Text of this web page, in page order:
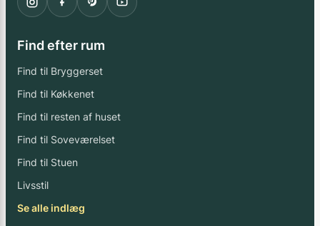
Find efter rum
Find til Bryggerset
Find til Køkkenet
Find til resten af huset
Find til Soveværelset
Find til Stuen
Livsstil
Se alle indlæg